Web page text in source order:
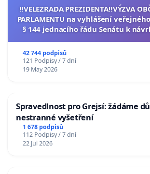
‼️VELEZRADA PREZIDENTA‼️VÝZVA
PARLAMENTU na vyhlášení
§ 144 jednacího řádu Senátu k
42 744 podpisů
121 Podpisy / 7 dní
19 May 2026
Spravedlnost pro Grejsí: žádáme
nestranné vyšetření
1 678 podpisů
112 Podpisy / 7 dní
22 Jul 2026